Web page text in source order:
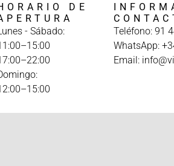
DE
- Sábado:
Teléfono: 91
WhatsApp:
Email: